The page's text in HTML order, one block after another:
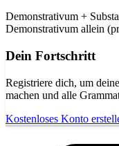
Demonstrativum +
Demonstrativum allein
Dein Fortschritt
Registriere dich, um
machen und alle
Kostenloses Konto